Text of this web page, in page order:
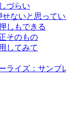
づらい
ないと思って
しもできる
そのもの
してみて
ライズ：サンブ